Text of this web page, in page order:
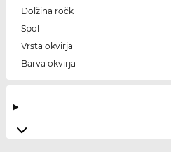
Dolžina ročk
Spol
Vrsta okvirja
Barva okvirja